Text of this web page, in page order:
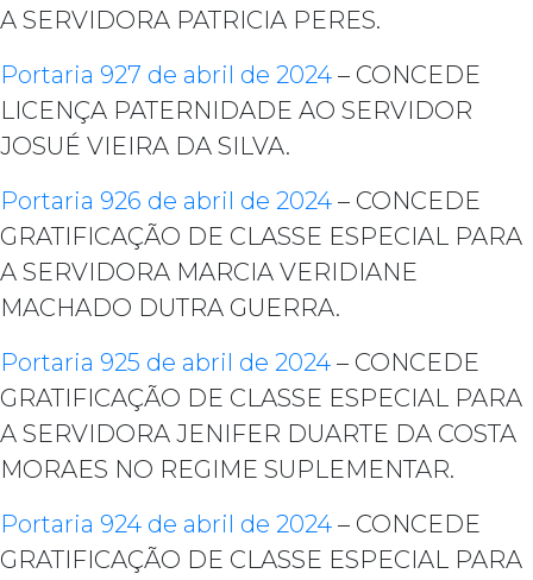
A SERVIDORA PATRICIA PERES.
Portaria 927 de abril de 2024 – CONCEDE
LICENÇA PATERNIDADE AO SERVIDOR
JOSUÉ VIEIRA DA SILVA.
Portaria 926 de abril de 2024 – CONCEDE
GRATIFICAÇÃO DE CLASSE ESPECIAL PARA
A SERVIDORA MARCIA VERIDIANE
MACHADO DUTRA GUERRA.
Portaria 925 de abril de 2024 – CONCEDE
GRATIFICAÇÃO DE CLASSE ESPECIAL PARA
A SERVIDORA JENIFER DUARTE DA COSTA
MORAES NO REGIME SUPLEMENTAR.
Portaria 924 de abril de 2024 – CONCEDE
GRATIFICAÇÃO DE CLASSE ESPECIAL PARA